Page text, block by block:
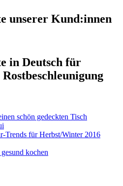
unserer Kund:innen
in Deutsch für
schön gedeckten Tisch
Trends für Herbst/Winter 2016
kochen